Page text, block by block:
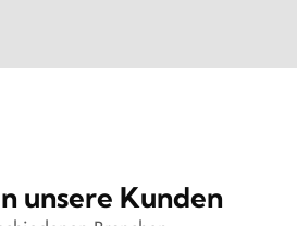
unsere Kunden